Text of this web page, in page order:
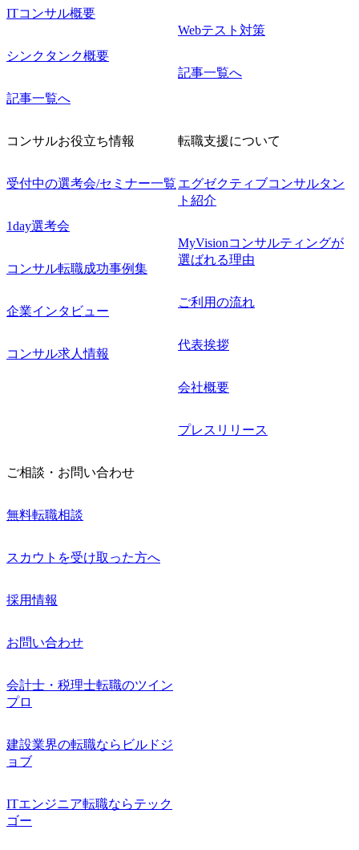
ITコンサル概要
シンクタンク概要
記事一覧へ
Webテスト対策
記事一覧へ
コンサルお役立ち情報
受付中の選考会/セミナー一覧
1day選考会
コンサル転職成功事例集
企業インタビュー
コンサル求人情報
転職支援について
エグゼクティブコンサルタン
ト紹介
MyVisionコンサルティングが
選ばれる理由
ご利用の流れ
代表挨拶
会社概要
プレスリリース
ご相談・お問い合わせ
無料転職相談
スカウトを受け取った方へ
採用情報
お問い合わせ
会計士・税理士転職のツイン
プロ
建設業界の転職ならビルドジ
ョブ
ITエンジニア転職ならテック
ゴー